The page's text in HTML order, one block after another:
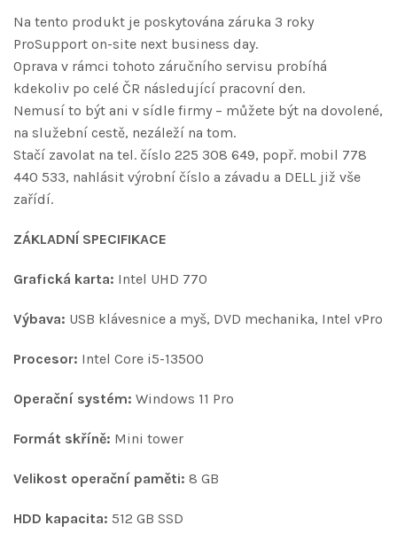
Na tento produkt je poskytována záruka 3 roky
ProSupport on-site next business day.
Oprava v rámci tohoto záručního servisu probíhá
kdekoliv po celé ČR následující pracovní den.
Nemusí to být ani v sídle firmy – můžete být na dovolené,
na služební cestě, nezáleží na tom.
Stačí zavolat na tel. číslo 225 308 649, popř. mobil 778
440 533, nahlásit výrobní číslo a závadu a DELL již vše
zařídí.
ZÁKLADNÍ SPECIFIKACE
Grafická karta: Intel UHD 770
Výbava: USB klávesnice a myš, DVD mechanika, Intel vPro
Procesor: Intel Core i5-13500
Operační systém: Windows 11 Pro
Formát skříně: Mini tower
Velikost operační paměti: 8 GB
HDD kapacita: 512 GB SSD